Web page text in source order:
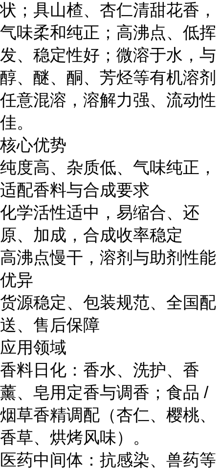
状；具山楂、杏仁清甜花香，
气味柔和纯正；高沸点、低挥
发、稳定性好；微溶于水，与
醇、醚、酮、芳烃等有机溶剂
任意混溶，溶解力强、流动性
佳。
核心优势
纯度高、杂质低、气味纯正，
适配香料与合成要求
化学活性适中，易缩合、还
原、加成，合成收率稳定
高沸点慢干，溶剂与助剂性能
优异
货源稳定、包装规范、全国配
送、售后保障
应用领域
香料日化：香水、洗护、香
薰、皂用定香与调香；食品 /
烟草香精调配（杏仁、樱桃、
香草、烘烤风味）。
医药中间体：抗感染、兽药等